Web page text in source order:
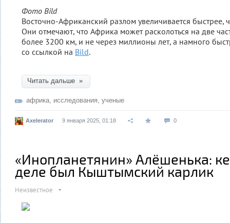
Фото Bild
Восточно-Африканский разлом увеличивается быстрее,
Они отмечают, что Африка может расколоться на две
более 3200 км, и не через миллионы лет, а намного
со ссылкой на Bild.
Читать дальше »
африка, исследования, ученые
Axelerator 9 января 2025, 01:18 0
«Инопланетянин» Алёшенька:
деле был Кыштымский карлик
Неизвестное